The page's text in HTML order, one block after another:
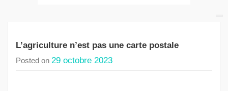
L’agriculture n’est pas une carte postale
Posted on 29 octobre 2023